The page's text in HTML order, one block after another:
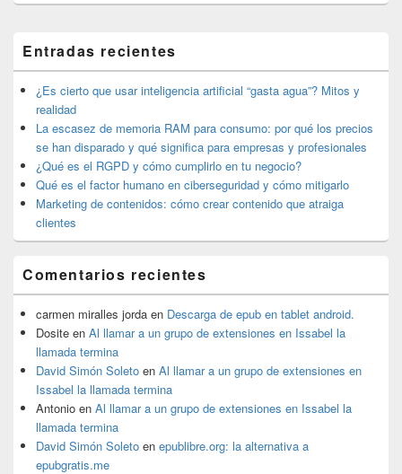
área
de
widget
barra
lateral
primaria
Entradas recientes
¿Es cierto que usar inteligencia artificial “gasta agua”? Mitos y
realidad
La escasez de memoria RAM para consumo: por qué los precios
se han disparado y qué significa para empresas y profesionales
¿Qué es el RGPD y cómo cumplirlo en tu negocio?
Qué es el factor humano en ciberseguridad y cómo mitigarlo
Marketing de contenidos: cómo crear contenido que atraiga
clientes
Comentarios recientes
carmen miralles jorda en Descarga de epub en tablet android.
Dosite en Al llamar a un grupo de extensiones en Issabel la
llamada termina
David Simón Soleto en Al llamar a un grupo de extensiones en
Issabel la llamada termina
Antonio en Al llamar a un grupo de extensiones en Issabel la
llamada termina
David Simón Soleto en epublibre.org: la alternativa a
epubgratis.me